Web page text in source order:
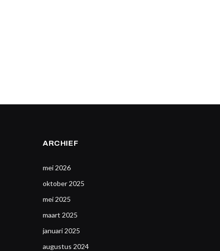
ARCHIEF
mei 2026
oktober 2025
mei 2025
maart 2025
januari 2025
augustus 2024